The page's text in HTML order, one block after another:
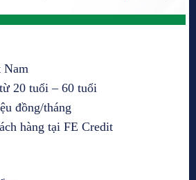
Nam
20 tuổi – 60 tuổi
đồng/tháng
hàng tại FE Credit